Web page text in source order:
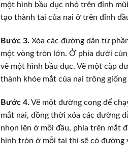
một hình bầu dục nhỏ trên đỉnh
tạo thành tai của nai ở trên đỉnh
Bước 3. Xóa các đường dẫn từ
một vòng tròn lớn. Ở phía dưới
vẽ một hình bầu dục. Vẽ một cặp
thành khóe mắt của nai trông
Bước 4. Vẽ một đường cong để
mắt nai, đồng thời xóa các đường
nhọn lên ở mỗi đầu, phía trên mắt
hình tròn ở mỗi tai thì sẽ có đường